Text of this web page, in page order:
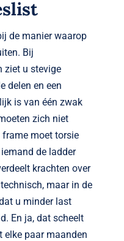
de manier waarop
Bij
ziet u stevige
delen en een
is van één zwak
zich niet
frame moet torsie
de ladder
krachten over
maar in de
u minder last
En ja, dat scheelt
elke paar maanden